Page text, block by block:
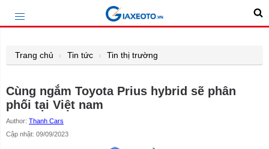
Trang chủ Tin tức Tin thị trường
Cùng ngắm Toyota Prius hybrid sẽ phân
phối tại Việt nam
Author: Thanh Cars
Cập nhật: 09/09/2023